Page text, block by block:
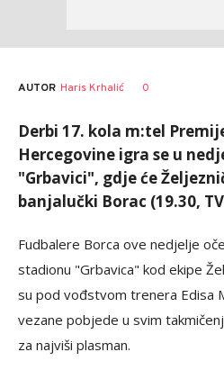
AUTOR Haris Krhalić 0
Derbi 17. kola m:tel
Hercegovine igra se u
"Grbavici", gdje će
banjalučki Borac (19.30,
Fudbalere Borca ove nedjelje
stadionu "Grbavica" kod ekipe
su pod vođstvom trenera Edisa
vezane pobjede u svim
za najviši plasman.